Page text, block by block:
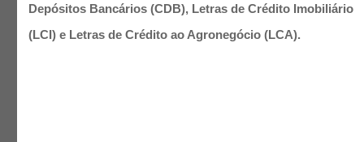
Depósitos Bancários (CDB), Letras de Crédito Imobiliário
(LCI) e Letras de Crédito ao Agronegócio (LCA).